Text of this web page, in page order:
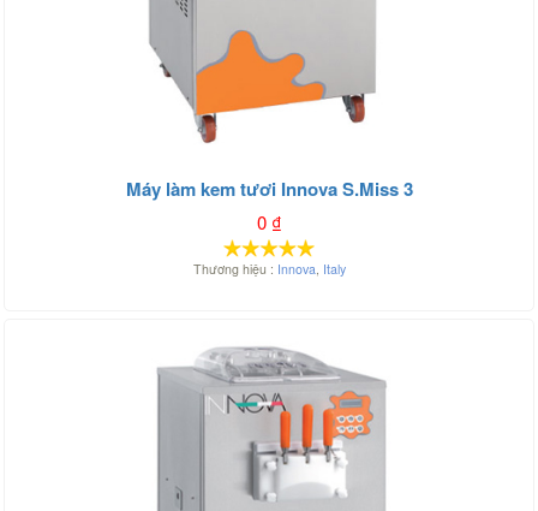
Máy làm kem tươi Innova S.Miss 3
0₫
Thương hiệu : Innova, Italy